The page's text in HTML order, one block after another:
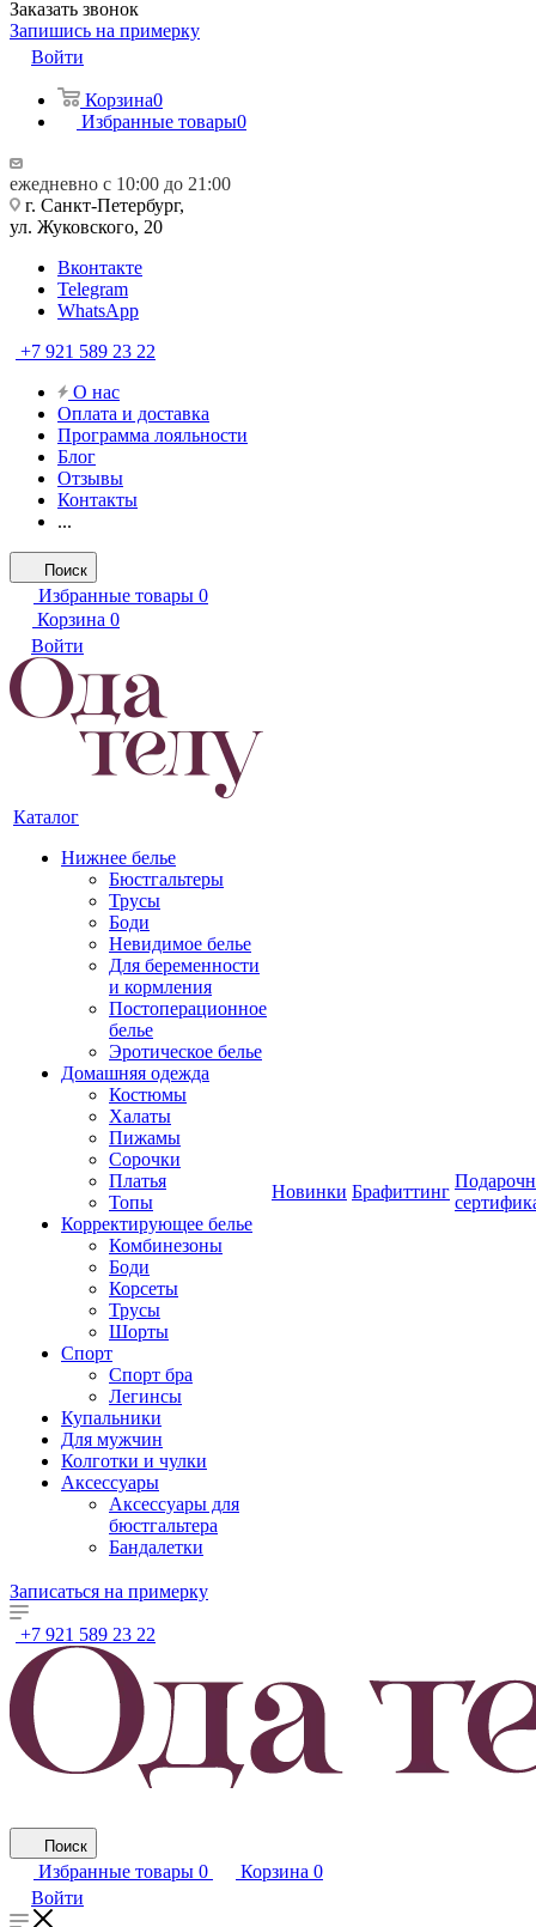
Заказать звонок
Запишись на примерку
Войти
Корзина0
Избранные товары0
ежедневно с 10:00 до 21:00
г. Санкт-Петербург,
ул. Жуковского, 20
Вконтакте
Telegram
WhatsApp
+7 921 589 23 22
О нас
Оплата и доставка
Программа лояльности
Блог
Отзывы
Контакты
...
Поиск
Избранные товары 0
Корзина 0
Войти
Каталог
Нижнее белье
Бюстгальтеры
Трусы
Боди
Невидимое белье
Для беременности
и кормления
Постоперационное
белье
Эротическое белье
Домашняя одежда
Костюмы
Халаты
Пижамы
Сорочки
Платья
Топы
Корректирующее белье
Комбинезоны
Боди
Корсеты
Трусы
Шорты
Спорт
Спорт бра
Легинсы
Купальники
Для мужчин
Колготки и чулки
Аксессуары
Аксессуары для
бюстгальтера
Бандалетки
Новинки Брафиттинг
Записаться на примерку
+7 921 589 23 22
Поиск
Избранные товары 0 Корзина 0
Войти